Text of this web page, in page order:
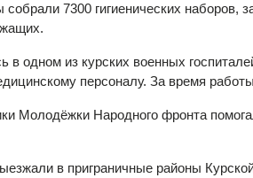
7300 гигиенических наборов,
в одном из курских военных
персоналу. За время
Молодёжки Народного фронта
в приграничные районы